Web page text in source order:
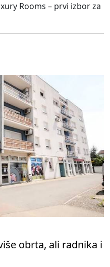
Rooms – prvi izbor za
obrta, ali radnika i